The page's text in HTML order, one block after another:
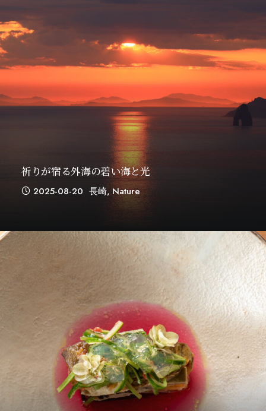
祈りが宿る外海の碧い海と光
2025-08-20 長崎, Nature